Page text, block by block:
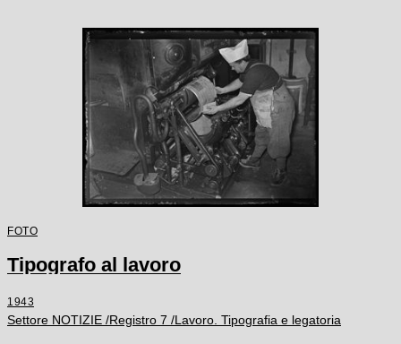
FOTO
Tipografo al lavoro
1943
Settore NOTIZIE /Registro 7 /Lavoro. Tipografia e legatoria